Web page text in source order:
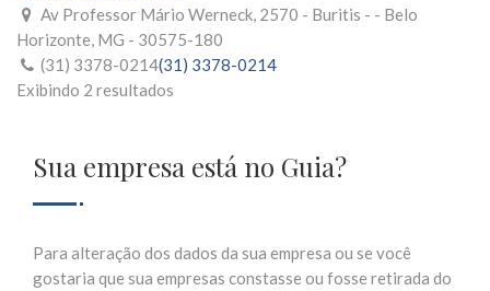
Av Professor Mário Werneck, 2570 - Buritis - - Belo
Horizonte, MG - 30575-180
(31) 3378-0214(31) 3378-0214
Exibindo 2 resultados
Sua empresa está no Guia?
Para alteração dos dados da sua empresa ou se você
gostaria que sua empresas constasse ou fosse retirada do